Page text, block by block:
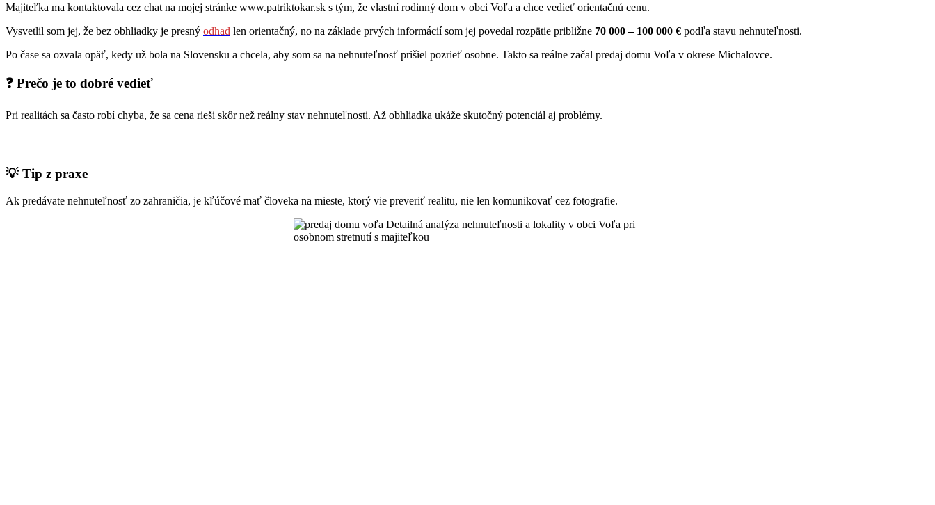
Majiteľka ma kontaktovala cez chat na mojej stránke www.patriktokar.sk s tým, že vlastní rodinný dom v obci Voľa a chce vedieť orientačnú cenu.
Vysvetlil som jej, že bez obhliadky je presný odhad len orientačný, no na základe prvých informácií som jej povedal rozpätie približne 70 000 – 100 000 € podľa stavu nehnuteľnosti.
Po čase sa ozvala opäť, kedy už bola na Slovensku a chcela, aby som sa na nehnuteľnosť prišiel pozrieť osobne. Takto sa reálne začal predaj domu Voľa v okrese Michalovce.
❓ Prečo je to dobré vedieť
Pri realitách sa často robí chyba, že sa cena rieši skôr než reálny stav nehnuteľnosti. Až obhliadka ukáže skutočný potenciál aj problémy.
💡 Tip z praxe
Ak predávate nehnuteľnosť zo zahraničia, je kľúčové mať človeka na mieste, ktorý vie preveriť realitu, nie len komunikovať cez fotografie.